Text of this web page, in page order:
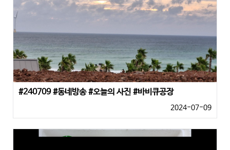
#240709 #동네방송 #오늘의 사진 #바비큐공장
2024-07-09